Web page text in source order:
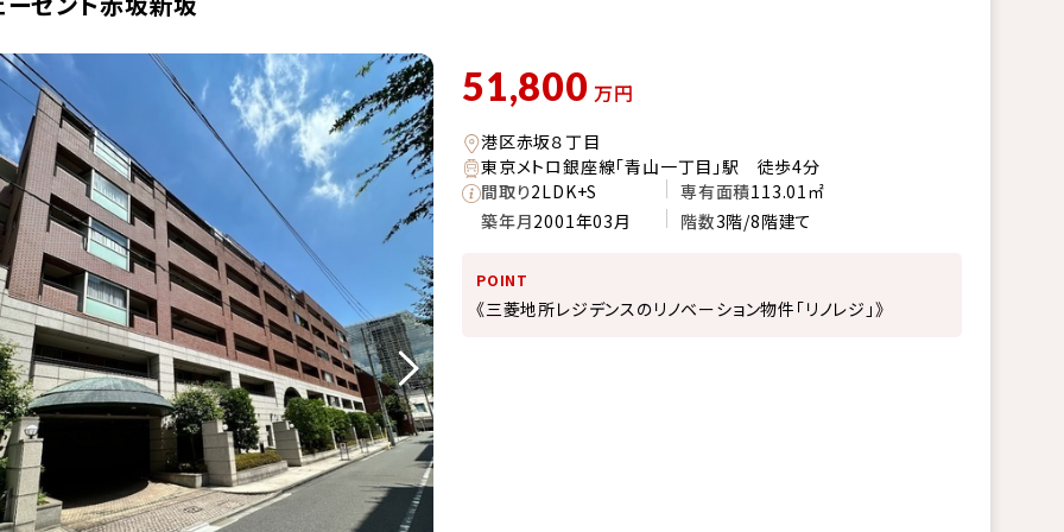
51,800 万円
港区赤坂８丁目
東京メトロ銀座線「青山一丁目」駅 徒歩4分
間取り2LDK+S 専有面積113.01㎡
築年月2001年03月 階数3階/8階建て
POINT
《三菱地所レジデンスのリノベーション物件「リノレジ」》